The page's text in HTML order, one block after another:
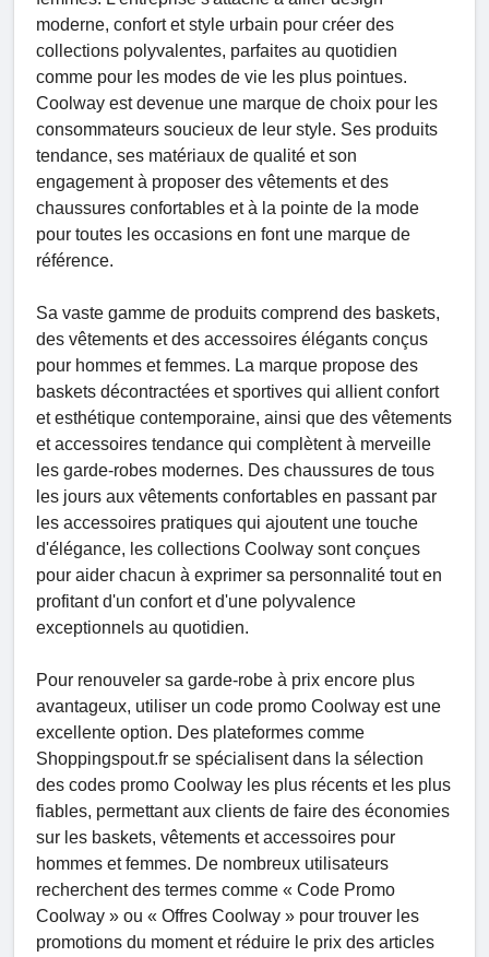
moderne, confort et style urbain pour créer des
collections polyvalentes, parfaites au quotidien
comme pour les modes de vie les plus pointues.
Coolway est devenue une marque de choix pour les
consommateurs soucieux de leur style. Ses produits
tendance, ses matériaux de qualité et son
engagement à proposer des vêtements et des
chaussures confortables et à la pointe de la mode
pour toutes les occasions en font une marque de
référence.
Sa vaste gamme de produits comprend des baskets,
des vêtements et des accessoires élégants conçus
pour hommes et femmes. La marque propose des
baskets décontractées et sportives qui allient confort
et esthétique contemporaine, ainsi que des vêtements
et accessoires tendance qui complètent à merveille
les garde-robes modernes. Des chaussures de tous
les jours aux vêtements confortables en passant par
les accessoires pratiques qui ajoutent une touche
d'élégance, les collections Coolway sont conçues
pour aider chacun à exprimer sa personnalité tout en
profitant d'un confort et d'une polyvalence
exceptionnels au quotidien.
Pour renouveler sa garde-robe à prix encore plus
avantageux, utiliser un code promo Coolway est une
excellente option. Des plateformes comme
Shoppingspout.fr se spécialisent dans la sélection
des codes promo Coolway les plus récents et les plus
fiables, permettant aux clients de faire des économies
sur les baskets, vêtements et accessoires pour
hommes et femmes. De nombreux utilisateurs
recherchent des termes comme « Code Promo
Coolway » ou « Offres Coolway » pour trouver les
promotions du moment et réduire le prix des articles